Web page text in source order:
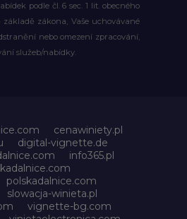
podle čl. 6 sec. 1 lit. obecného
zákona, Vaše uchovávané
nebo omezení zpracování,
služeb/nabídky.
cenawiniety.pl
digital-vignette.de
info365.pl
polskadalnice.com
slowacja-winieta.pl
vignette-bg.com